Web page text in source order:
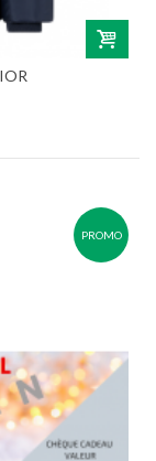
PROMO